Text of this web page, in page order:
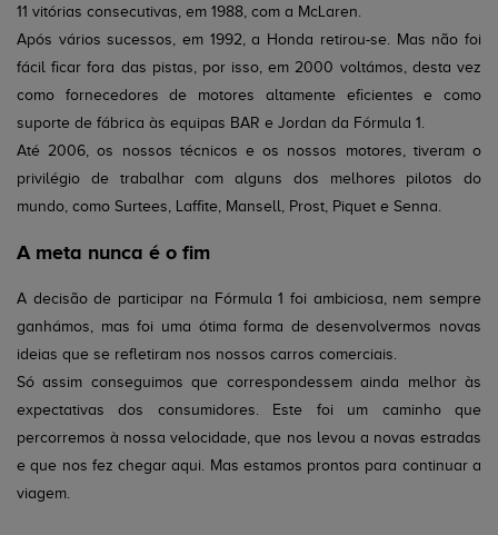
11 vitórias consecutivas, em 1988, com a McLaren.
Após vários sucessos, em 1992, a Honda retirou-se. Mas não foi
fácil ficar fora das pistas, por isso, em 2000 voltámos, desta vez
como fornecedores de motores altamente eficientes e como
suporte de fábrica às equipas BAR e Jordan da Fórmula 1.
Até 2006, os nossos técnicos e os nossos motores, tiveram o
privilégio de trabalhar com alguns dos melhores pilotos do
mundo, como Surtees, Laffite, Mansell, Prost, Piquet e Senna.
A meta nunca é o fim
A decisão de participar na Fórmula 1 foi ambiciosa, nem sempre
ganhámos, mas foi uma ótima forma de desenvolvermos novas
ideias que se refletiram nos nossos carros comerciais.
Só assim conseguimos que correspondessem ainda melhor às
expectativas dos consumidores. Este foi um caminho que
percorremos à nossa velocidade, que nos levou a novas estradas
e que nos fez chegar aqui. Mas estamos prontos para continuar a
viagem.